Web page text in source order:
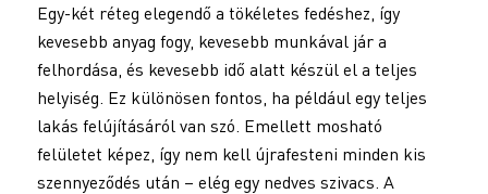
Egy-két réteg elegendő a tökéletes fedéshez, így
kevesebb anyag fogy, kevesebb munkával jár a
felhordása, és kevesebb idő alatt készül el a teljes
helyiség. Ez különösen fontos, ha például egy teljes
lakás felújításáról van szó. Emellett mosható
felületet képez, így nem kell újrafesteni minden kis
szennyeződés után – elég egy nedves szivacs. A